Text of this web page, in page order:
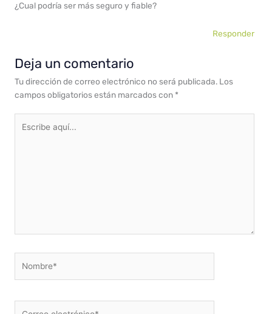
¿Cual podría ser más seguro y fiable?
Responder
Deja un comentario
Tu dirección de correo electrónico no será publicada. Los
campos obligatorios están marcados con *
aquí...